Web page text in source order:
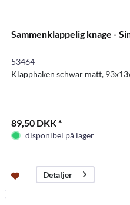
Sammenklappelig knage -
53464
Klapphaken schwar matt,
89,50 DKK *
disponibel på lager
Detaljer